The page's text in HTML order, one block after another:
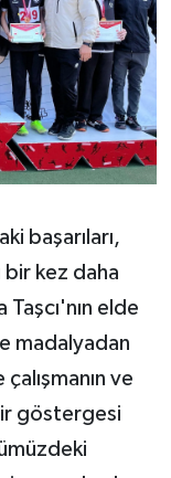
başarıları,
bir kez daha
elde
madalyadan
ve
göstergesi